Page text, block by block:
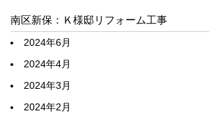
南区新保：Ｋ様邸リフォーム工事
2024年6月
2024年4月
2024年3月
2024年2月